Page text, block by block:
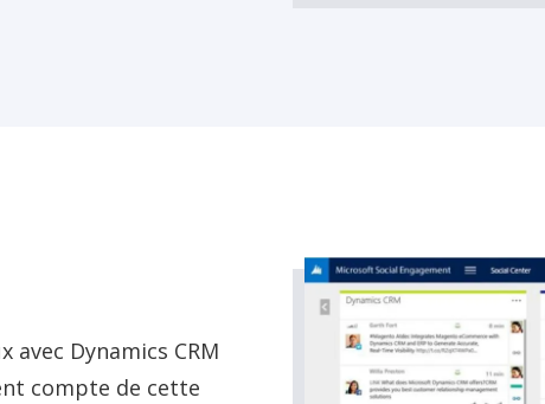
avec Dynamics CRM
compte de cette